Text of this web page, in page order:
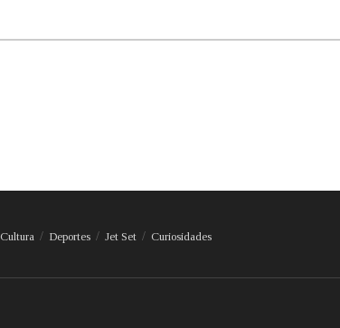
Cultura Deportes Jet Set Curiosidades